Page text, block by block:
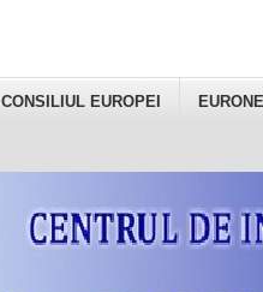
CONSILIUL EUROPEI